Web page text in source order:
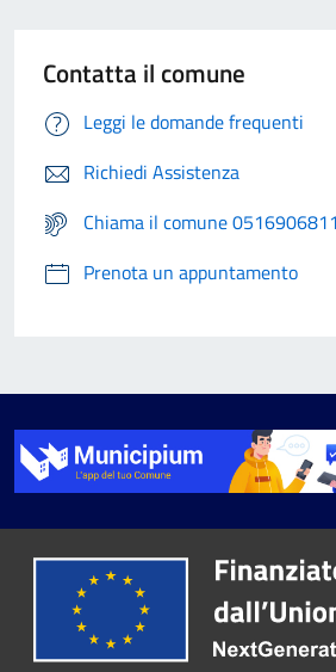
Contatta il comune
Leggi le domande frequenti
Richiedi Assistenza
Chiama il comune 0516906811
Prenota un appuntamento